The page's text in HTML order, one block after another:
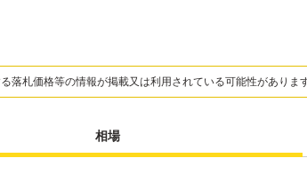
落札価格等の情報が掲載又は利用されている可能性がありま
相場